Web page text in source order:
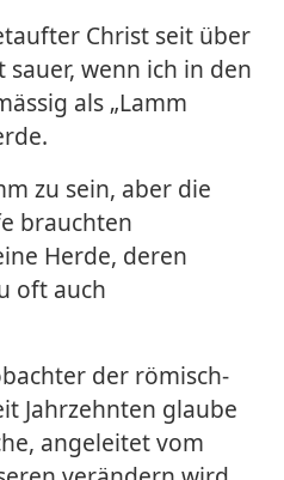
Christ seit über
wenn ich in den
als „Lamm
zu sein, aber die
brauchten
Herde, deren
oft auch
der römisch-
Jahrzehnten glaube
angeleitet vom